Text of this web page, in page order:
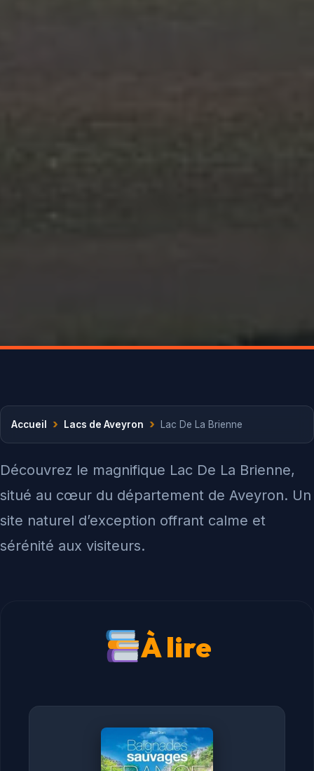
Accueil › Lacs de Aveyron › Lac De La Brienne
Découvrez le magnifique Lac De La Brienne,
situé au cœur du département de Aveyron. Un
site naturel d’exception offrant calme et
sérénité aux visiteurs.
À lire